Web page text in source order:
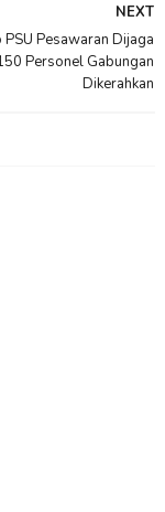
NEXT
PSU Pesawaran Dijaga
Personel Gabungan
Dikerahkan